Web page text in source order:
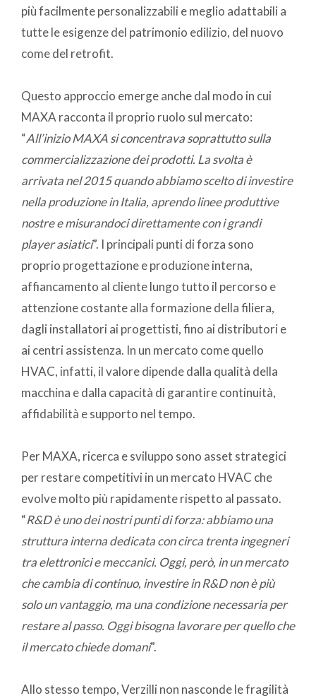
più facilmente personalizzabili e meglio adattabili a
tutte le esigenze del patrimonio edilizio, del nuovo
come del retrofit.
Questo approccio emerge anche dal modo in cui
MAXA racconta il proprio ruolo sul mercato:
“All’inizio MAXA si concentrava soprattutto sulla
commercializzazione dei prodotti. La svolta è
arrivata nel 2015 quando abbiamo scelto di investire
nella produzione in Italia, aprendo linee produttive
nostre e misurandoci direttamente con i grandi
player asiatici”. I principali punti di forza sono
proprio progettazione e produzione interna,
affiancamento al cliente lungo tutto il percorso e
attenzione costante alla formazione della filiera,
dagli installatori ai progettisti, fino ai distributori e
ai centri assistenza. In un mercato come quello
HVAC, infatti, il valore dipende dalla qualità della
macchina e dalla capacità di garantire continuità,
affidabilità e supporto nel tempo.
Per MAXA, ricerca e sviluppo sono asset strategici
per restare competitivi in un mercato HVAC che
evolve molto più rapidamente rispetto al passato.
“R&D è uno dei nostri punti di forza: abbiamo una
struttura interna dedicata con circa trenta ingegneri
tra elettronici e meccanici. Oggi, però, in un mercato
che cambia di continuo, investire in R&D non è più
solo un vantaggio, ma una condizione necessaria per
restare al passo. Oggi bisogna lavorare per quello che
il mercato chiede domani”.
Allo stesso tempo, Verzilli non nasconde le fragilità